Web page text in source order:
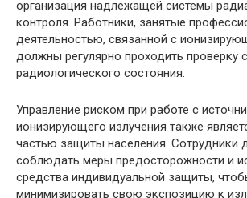
организация надлежащей системы
контроля. Работники, занятые
деятельностью, связанной с
должны регулярно проходить проверку
радиологического состояния.
Управление риском при работе с
ионизирующего излучения также
частью защиты населения. Сотрудники
соблюдать меры предосторожности и
средства индивидуальной защиты,
минимизировать свою экспозицию к